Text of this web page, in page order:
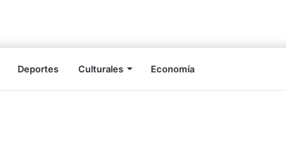
Deportes Culturales Economía